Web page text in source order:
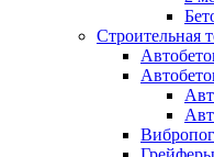
Строительная